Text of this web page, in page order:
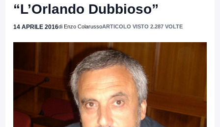
“L’Orlando Dubbioso”
14 APRILE 2016di Enzo ColarussoARTICOLO VISTO 2.287 VOLTE